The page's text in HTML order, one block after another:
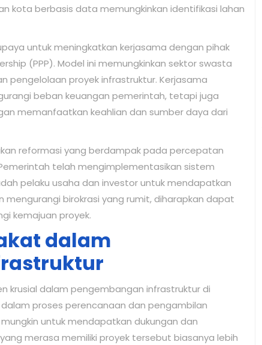
kota berbasis data memungkinkan identifikasi lahan
untuk meningkatkan kerjasama dengan pihak
(PPP). Model ini memungkinkan sektor swasta
pengelolaan proyek infrastruktur. Kerjasama
beban keuangan pemerintah, tetapi juga
memanfaatkan keahlian dan sumber daya dari
reformasi yang berdampak pada percepatan
telah mengimplementasikan sistem
pelaku usaha dan investor untuk mendapatkan
mengurangi birokrasi yang rumit, diharapkan dapat
kemajuan proyek.
dalam
krusial dalam pengembangan infrastruktur di
proses perencanaan dan pengambilan
untuk mendapatkan dukungan dan
merasa memiliki proyek tersebut biasanya lebih